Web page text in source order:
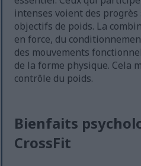
intenses voient des
objectifs de poids. La
en force, du
des mouvements
de la forme physique. Cela
contrôle du poids.
Bienfaits
CrossFit